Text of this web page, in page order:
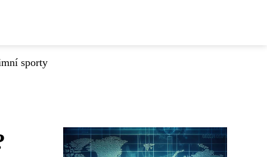
sporty